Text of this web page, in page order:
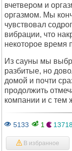
вчетвером и
оргазмом. Мы
чувствовал
вибрации, что
некоторое время
Из сауны мы
разбитые, но
домой и почти
продолжить
компании и с тем
5133 1
В избранное